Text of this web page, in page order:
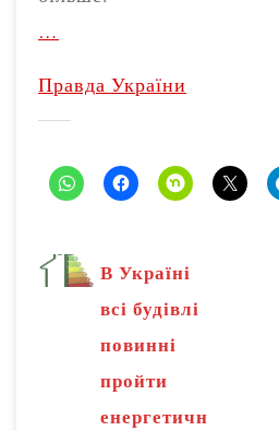
…
Правда України
В Україні
всі будівлі
повинні
пройти
енергетичн